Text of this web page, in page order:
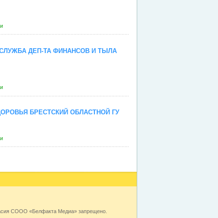
ДЕП-ТА ФИНАНСОВ И ТЫЛА
БРЕСТСКИЙ ОБЛАСТНОЙ ГУ
СООО «Белфакта Медиа» запрещено.